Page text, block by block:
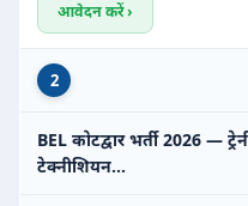
आवेदन करें ›
2
BEL कोटद्वार भर्ती 2026 —
टेक्नीशियन…